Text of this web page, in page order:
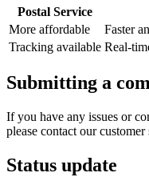
Postal Service
More affordable
Faster
Tracking available Real-
Submitting a
If you have any issues or
please contact our customer
Status update